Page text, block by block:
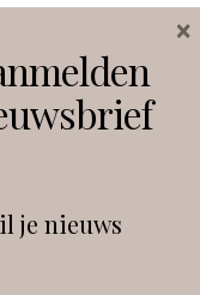
je nieuws
×